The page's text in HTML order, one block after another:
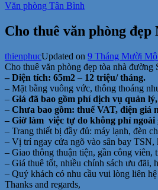
Văn phòng Tân Bình
Cho thuê văn phòng
thienphucUpdated on 9 Tháng Mười
Cho thuê văn phòng đẹp tòa nhà
– Diện tích: 65m2 – 12 triệu/ tháng.
– Mặt bằng vuông vức, thông thoáng
– Giá đã bao gồm phí dịch vụ quản
– Chưa bao gồm: thuế VAT, điện giá
– Giờ làm việc tự do không phí ngoài
– Trang thiết bị đầy đủ: máy lạnh, đèn
– Vị trí ngay cửa ngõ vào sân bay
– Giao thông thuận tiện, gần công
– Giá thuê tốt, nhiều chính sách ưu đãi,
– Quý khách có nhu cầu vui lòng liên
Thanks and regards,